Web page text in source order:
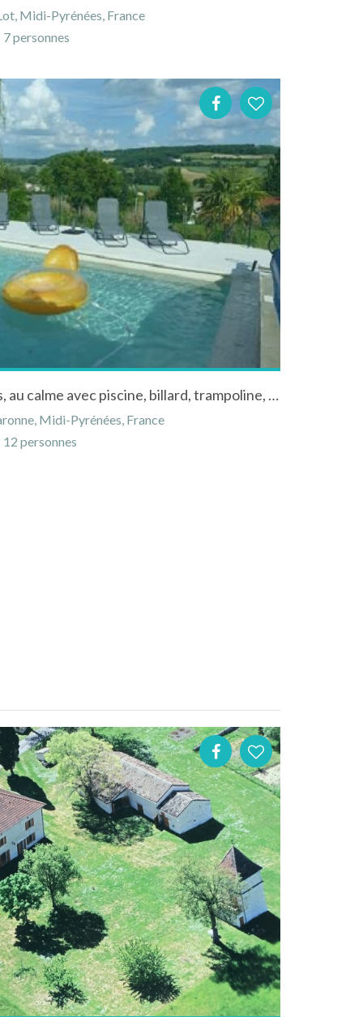
Midi-Pyrénées, France
personnes
maison de campagne 12pers, au calme avec piscine, billard, trampoline, baby foot
Midi-Pyrénées, France
personnes